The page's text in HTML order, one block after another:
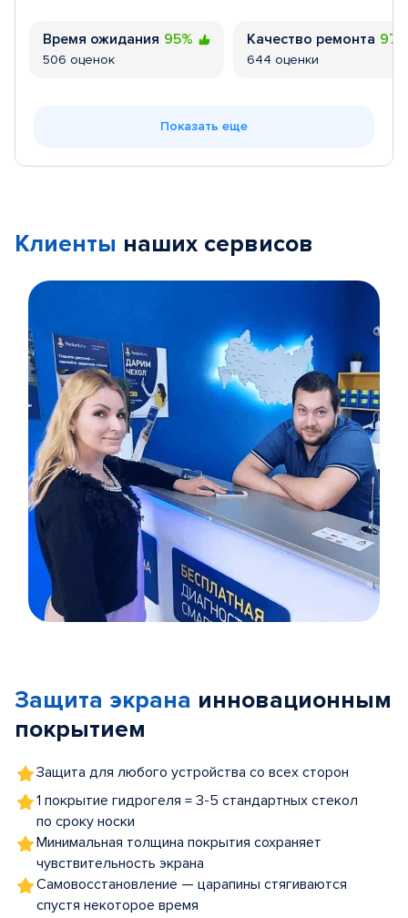
Время ожидания 95%
506 оценок
Качество ремонта
644 оценки
Показать еще
Клиенты наших сервисов
5
Защита экрана инновационным
покрытием
Защита для любого устройства со всех сторон
1 покрытие гидрогеля = 3-5 стандартных стекол
по сроку носки
Минимальная толщина покрытия сохраняет
чувствительность экрана
Самовосстановление — царапины стягиваются
спустя некоторое время